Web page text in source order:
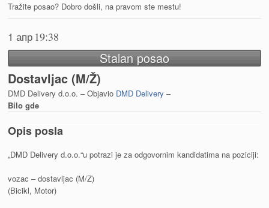
Tražite posao? Dobro došli, na pravom ste mestu!
1 апр 19:38
Stalan posao
Dostavljac (M/Ž)
DMD Delivery d.o.o. – Objavio DMD Delivery –
Bilo gde
Opis posla
„DMD Delivery d.o.o.“u potrazi je za odgovornim kandidatima na poziciji:
vozac – dostavljac (M/Z)
(Bicikl, Motor)